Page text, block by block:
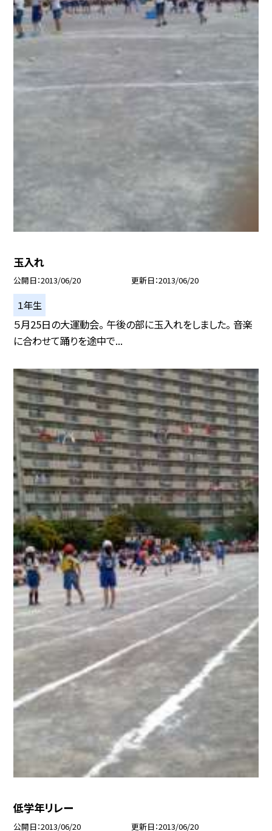
玉入れ
公開日 2013/06/20 更新日 2013/06/20
１年生
５月25日の大運動会。 午後の部に玉入れをしました。 音楽
に合わせて踊りを途中で...
低学年リレー
公開日 2013/06/20 更新日 2013/06/20